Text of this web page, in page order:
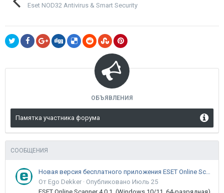
Eset NOD32 Antivirus & Smart Security
ОБЪЯВЛЕНИЯ
Памятка участника форума
СООБЩЕНИЯ
От Ego Dekker · Опубликовано Июль 25